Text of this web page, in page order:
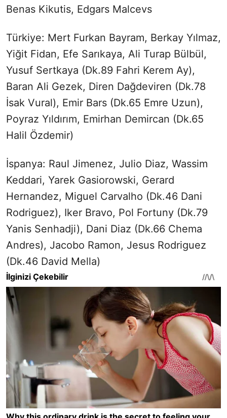
Benas Kikutis, Edgars Malcevs
Türkiye: Mert Furkan Bayram, Berkay Yılmaz,
Yiğit Fidan, Efe Sarıkaya, Ali Turap Bülbül,
Yusuf Sertkaya (Dk.89 Fahri Kerem Ay),
Baran Ali Gezek, Diren Dağdeviren (Dk.78
İsak Vural), Emir Bars (Dk.65 Emre Uzun),
Poyraz Yıldırım, Emirhan Demircan (Dk.65
Halil Özdemir)
İspanya: Raul Jimenez, Julio Diaz, Wassim
Keddari, Yarek Gasiorowski, Gerard
Hernandez, Miguel Carvalho (Dk.46 Dani
Rodriguez), Iker Bravo, Pol Fortuny (Dk.79
Yanis Senhadji), Dani Diaz (Dk.66 Chema
Andres), Jacobo Ramon, Jesus Rodriguez
(Dk.46 David Mella)